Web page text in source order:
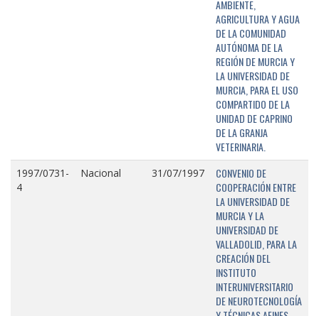
AMBIENTE,
AGRICULTURA Y AGUA
DE LA COMUNIDAD
AUTÓNOMA DE LA
REGIÓN DE MURCIA Y
LA UNIVERSIDAD DE
MURCIA, PARA EL USO
COMPARTIDO DE LA
UNIDAD DE CAPRINO
DE LA GRANJA
VETERINARIA.
1997/0731-
4
Nacional 31/07/1997
CONVENIO DE
COOPERACIÓN ENTRE
LA UNIVERSIDAD DE
MURCIA Y LA
UNIVERSIDAD DE
VALLADOLID, PARA LA
CREACIÓN DEL
INSTITUTO
INTERUNIVERSITARIO
DE NEUROTECNOLOGÍA